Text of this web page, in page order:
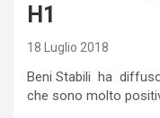
H1
18 Luglio 2018
Beni Stabili ha
che sono molto